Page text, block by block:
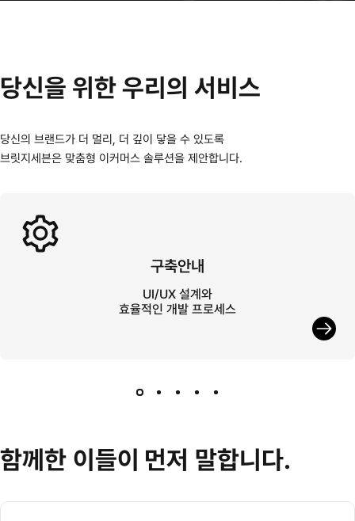
당신을 위한우리의 서비스
당신의 브랜드가 더 멀리, 더 깊이 닿을 수 있도록
브릿지세븐은 맞춤형 이커머스 솔루션을 제안합니다.
구축안내
UI/UX 설계와
효율적인 개발 프로세스
함께한 이들이 먼저 말합니다.